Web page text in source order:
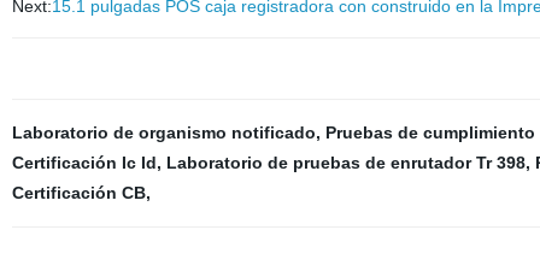
Next:15.1 pulgadas POS caja registradora con construido en la
Laboratorio de organismo notificado, Pruebas de cumplimiento
Certificación Ic Id, Laboratorio de pruebas de enrutador Tr 398,
Certificación CB,